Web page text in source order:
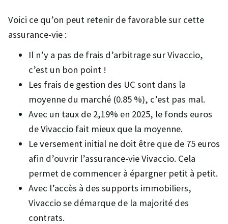
Voici ce qu’on peut retenir de favorable sur cette
assurance-vie :
Il n’y a pas de frais d’arbitrage sur Vivaccio,
c’est un bon point !
Les frais de gestion des UC sont dans la
moyenne du marché (0.85 %), c’est pas mal.
Avec un taux de 2,19% en 2025, le fonds euros
de Vivaccio fait mieux que la moyenne.
Le versement initial ne doit être que de 75 euros
afin d’ouvrir l’assurance-vie Vivaccio. Cela
permet de commencer à épargner petit à petit.
Avec l’accès à des supports immobiliers,
Vivaccio se démarque de la majorité des
contrats.